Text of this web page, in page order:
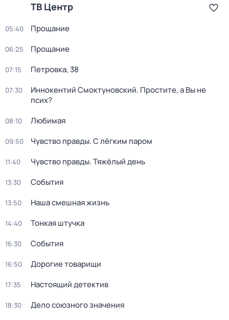
ТВ Центр
05:40 Прощание
06:25 Прощание
07:15 Петровка, 38
07:30
Иннокентий Смоктуновский. Простите, а Вы не
псих?
08:10 Любимая
09:50 Чувство правды. С лёгким паром
11:40 Чувство правды. Тяжёлый день
13:30 События
13:50 Наша смешная жизнь
14:40 Тонкая штучка
16:30 События
16:50 Дорогие товарищи
17:35 Настоящий детектив
18:30 Дело союзного значения